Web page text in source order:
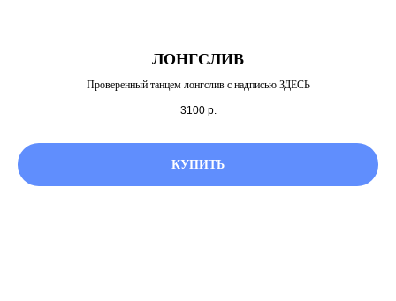
ЛОНГСЛИВ
Проверенный танцем лонгслив с надписью ЗДЕСЬ
3100 р.
КУПИТЬ